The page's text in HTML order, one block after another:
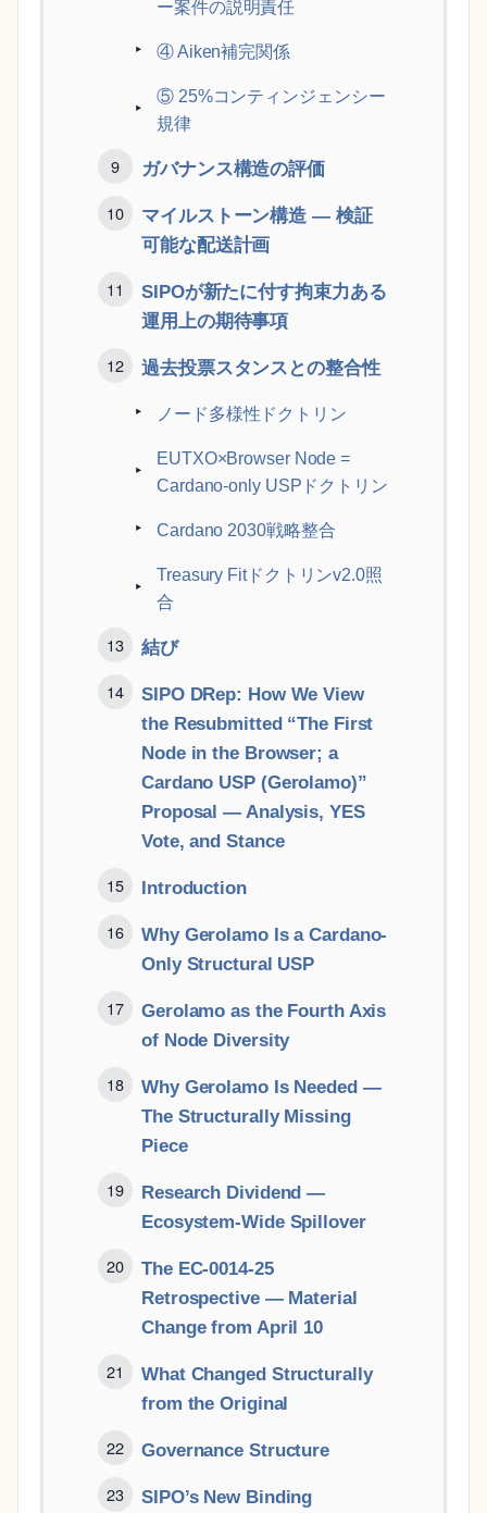
ー案件の説明責任
④ Aiken補完関係
⑤ 25%コンティンジェンシー
規律
ガバナンス構造の評価
マイルストーン構造 ― 検証
可能な配送計画
SIPOが新たに付す拘束力ある
運用上の期待事項
過去投票スタンスとの整合性
ノード多様性ドクトリン
EUTXO×Browser Node =
Cardano-only USPドクトリン
Cardano 2030戦略整合
Treasury Fitドクトリンv2.0照
合
結び
SIPO DRep: How We View
the Resubmitted “The First
Node in the Browser; a
Cardano USP (Gerolamo)”
Proposal ― Analysis, YES
Vote, and Stance
Introduction
Why Gerolamo Is a Cardano-
Only Structural USP
Gerolamo as the Fourth Axis
of Node Diversity
Why Gerolamo Is Needed ―
The Structurally Missing
Piece
Research Dividend ―
Ecosystem-Wide Spillover
The EC-0014-25
Retrospective ― Material
Change from April 10
What Changed Structurally
from the Original
Governance Structure
SIPO’s New Binding